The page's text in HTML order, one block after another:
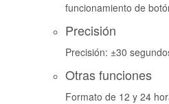
funcionamiento de
Precisión
Precisión: ±30
Otras funciones
Formato de 12 y 24